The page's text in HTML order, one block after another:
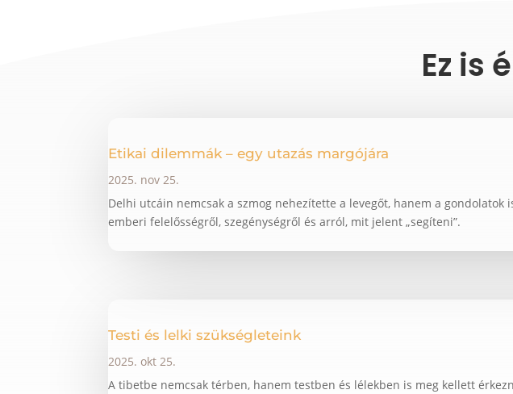
Ez is
Etikai dilemmák – egy utazás margójára
2025. nov 25.
Delhi utcáin nemcsak a szmog nehezítette a levegőt, hanem a
emberi felelősségről, szegénységről és arról, mit jelent „segíteni”.
Testi és lelki szükségleteink
2025. okt 25.
A tibetbe nemcsak térben, hanem testben és lélekben is meg kellett